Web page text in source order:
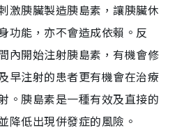
激胰臟製造胰島素，讓胰臟休
功能，亦不會造成依賴。反
內開始注射胰島素，有機會修
早注射的患者更有機會在治療
。胰島素是一種有效及直接的
降低出現併發症的風險。